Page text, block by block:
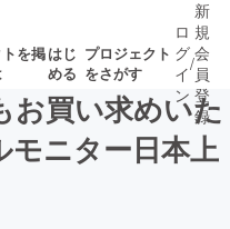
を掲はじ
める
プロジェクト
をさがす
ロ
グ
イ
ン
/
新
規
会
員
登
録
お買い求めいた
ニター日本上